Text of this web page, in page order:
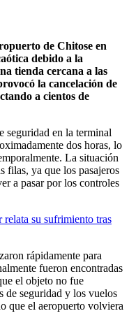
de Chitose en
debido a la
tienda cercana a las
la cancelación de
a cientos de
seguridad en la terminal
dos horas, lo
La situación
filas, ya que los pasajeros
a pasar por los controles
su sufrimiento tras
rápidamente para
fueron encontradas
el objeto no fue
de seguridad y los vuelos
que el aeropuerto volviera